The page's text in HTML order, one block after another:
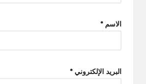
الاسم *
البريد الإلكتروني *